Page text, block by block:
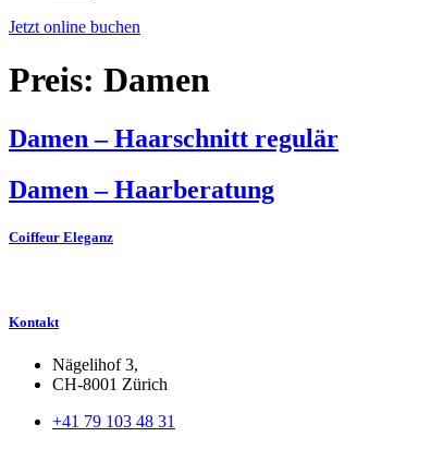
Jetzt online buchen
Preis: Damen
Damen – Haarschnitt regulär
Damen – Haarberatung
Coiffeur Eleganz
Kontakt
Nägelihof 3,
CH-8001 Zürich
+41 79 103 48 31